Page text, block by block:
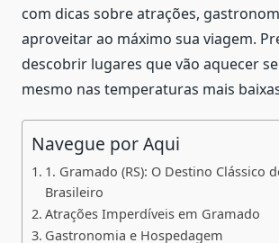
com dicas sobre atrações,
aproveitar ao máximo sua viagem.
descobrir lugares que vão aquecer
mesmo nas temperaturas mais
Navegue por Aqui
1. Gramado (RS): O Destino Clássico
Brasileiro
Atrações Imperdíveis em Gramado
Gastronomia e Hospedagem